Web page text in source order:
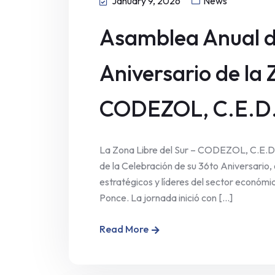
Asamblea Anual
Aniversario de la
CODEZOL,
La Zona Libre del Sur – CODEZOL,
de la Celebración de su 36to
estratégicos y líderes del sector
Ponce. La jornada inició con [...]
Read More